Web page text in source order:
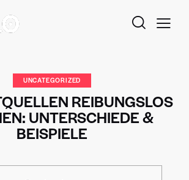
UNCATEGORIZED
REIBUNGSLOS
UNTERSCHIEDE &
BEISPIELE